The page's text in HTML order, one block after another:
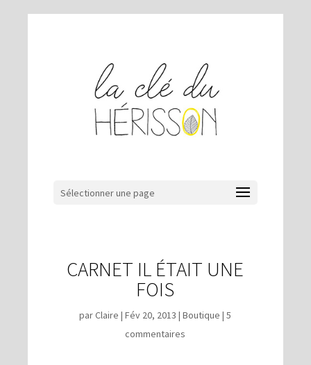
Sélectionner une page
CARNET IL ÉTAIT UNE
FOIS
parClaire |Fév 20, 2013 |Boutique |5
commentaires